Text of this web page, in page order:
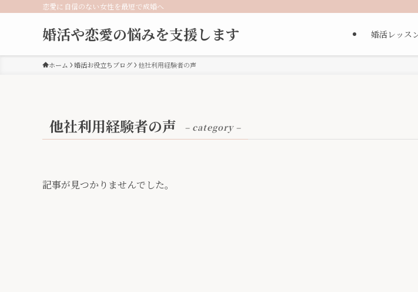
恋愛に自信のない女性を最短で成婚へ
婚活や恋愛の悩みを支援します 婚活レッス
ホーム 婚活お役立ちブログ 他社利用経験者の声
他社利用経験者の声 – category –
記事が見つかりませんでした。